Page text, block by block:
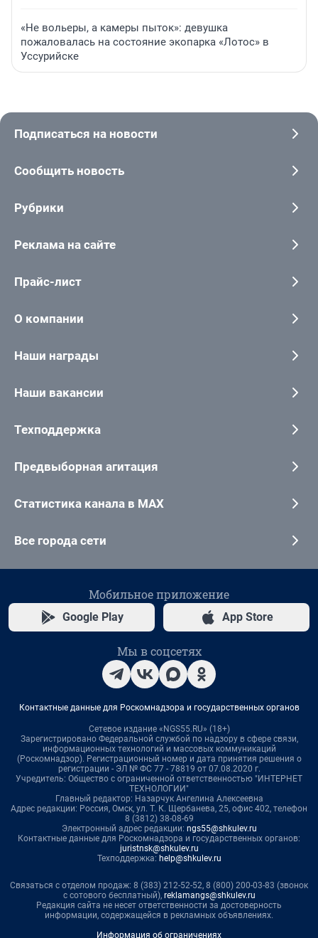
«Не вольеры, а камеры пыток»: девушка
пожаловалась на состояние экопарка «Лотос» в
Уссурийске
Подписаться на новости
Сообщить новость
Рубрики
Реклама на сайте
Прайс-лист
О компании
Наши награды
Наши вакансии
Техподдержка
Предвыборная агитация
Статистика канала в MAX
Все города сети
Мобильное приложение
Google Play App Store
Мы в соцсетях
Контактные данные для Роскомнадзора и государственных органов
Сетевое издание «NGS55.RU» (18+)
Зарегистрировано Федеральной службой по надзору в сфере связи,
информационных технологий и массовых коммуникаций
(Роскомнадзор). Регистрационный номер и дата принятия решения о
регистрации - ЭЛ № ФС 77 - 78819 от 07.08.2020 г.
Учредитель: Общество с ограниченной ответственностью "ИНТЕРНЕТ
ТЕХНОЛОГИИ"
Главный редактор: Назарчук Ангелина Алексеевна
Адрес редакции: Россия, Омск, ул. Т. К. Щербанева, 25, офис 402, телефон
8 (3812) 38-08-69
Электронный адрес редакции: ngs55@shkulev.ru
Контактные данные для Роскомнадзора и государственных органов:
juristnsk@shkulev.ru
Техподдержка: help@shkulev.ru
Связаться с отделом продаж: 8 (383) 212-52-52, 8 (800) 200-03-83 (звонок
с сотового бесплатный), reklamangs@shkulev.ru
Редакция сайта не несет ответственности за достоверность
информации, содержащейся в рекламных объявлениях.
Информация об ограничениях